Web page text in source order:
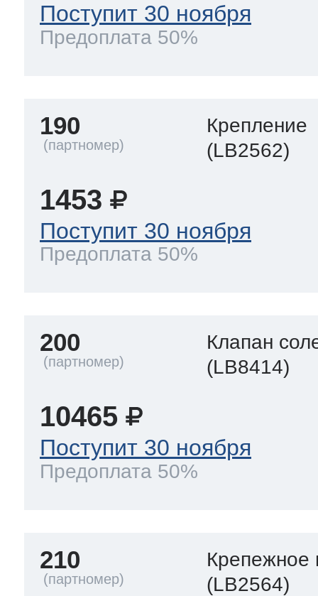
Поступит 30 ноября
Предоплата 50%
190
Крепление
(LB2562)
1453
Поступит 30 ноября
Предоплата 50%
200
Клапан
(LB8414)
10465
Поступит 30 ноября
Предоплата 50%
210
Крепежное
(LB2564)